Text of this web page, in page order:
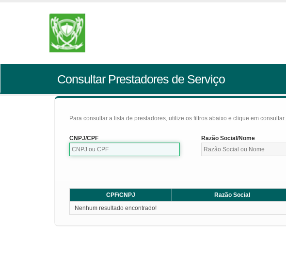
Consultar Prestadores de Serviço
Para consultar a lista de prestadores, utilize os filtros abaixo e clique em consultar.
CNPJ/CPF Razão Social/Nome
CPF/CNPJ Razão Social
Nenhum resultado encontrado!